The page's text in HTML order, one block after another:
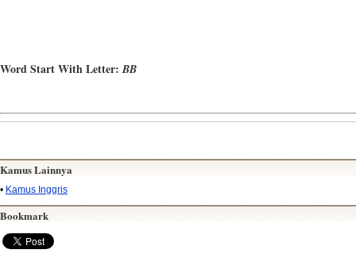
Word Start With Letter:BB
Kamus Lainnya
• Kamus Inggris
Bookmark